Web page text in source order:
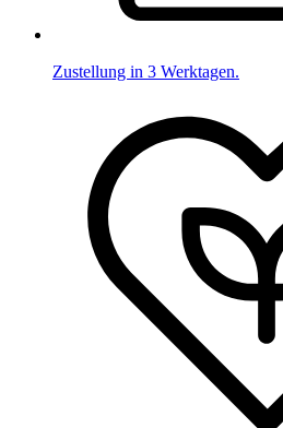
Zustellung in 3 Werktagen.